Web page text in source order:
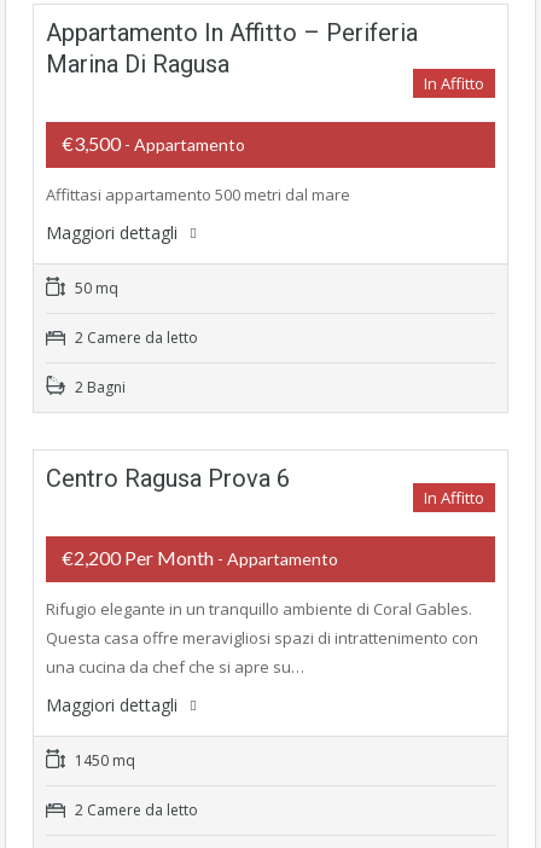
Appartamento In Affitto – Periferia
Marina Di Ragusa
In Affitto
€3,500 - Appartamento
Affittasi appartamento 500 metri dal mare
Maggiori dettagli
50 mq
2 Camere da letto
2 Bagni
Centro Ragusa Prova 6
In Affitto
€2,200 Per Month - Appartamento
Rifugio elegante in un tranquillo ambiente di Coral Gables.
Questa casa offre meravigliosi spazi di intrattenimento con
una cucina da chef che si apre su…
Maggiori dettagli
1450 mq
2 Camere da letto